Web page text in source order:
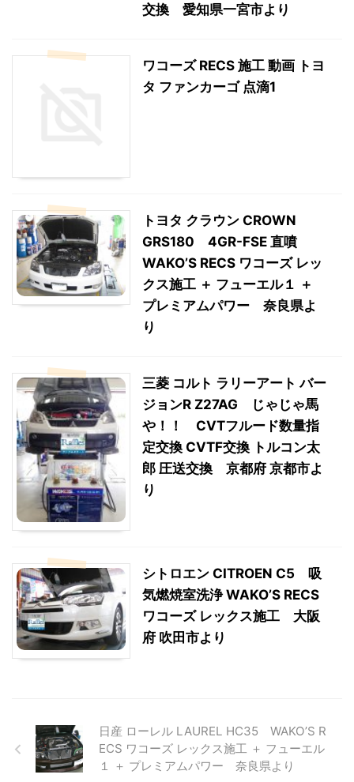
交換 愛知県一宮市より
ワコーズ RECS 施工 動画 トヨ
タ ファンカーゴ 点滴1
トヨタ クラウン CROWN
GRS180 4GR-FSE 直噴
WAKO’S RECS ワコーズ レッ
クス施工 ＋ フューエル１ ＋
プレミアムパワー 奈良県よ
り
三菱 コルト ラリーアート バー
ジョンR Z27AG じゃじゃ馬
や！！ CVTフルード数量指
定交換 CVTF交換 トルコン太
郎 圧送交換 京都府 京都市よ
り
シトロエン CITROEN C5 吸
気燃焼室洗浄 WAKO’S RECS
ワコーズ レックス施工 大阪
府 吹田市より
日産 ローレル LAUREL HC35 WAKO’S R
ECS ワコーズ レックス施工 ＋ フューエル
１ ＋ プレミアムパワー 奈良県より